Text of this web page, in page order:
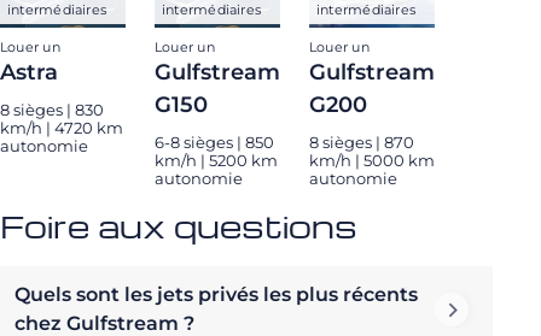
intermédiaires
Louer un
Astra
8 sièges | 830
km/h | 4720 km
autonomie
intermédiaires
Louer un
Gulfstream
G150
6-8 sièges | 850
km/h | 5200 km
autonomie
intermédiaires
Louer un
Gulfstream
G200
8 sièges | 870
km/h | 5000 km
autonomie
Foire aux questions
Quels sont les jets privés les plus récents
chez Gulfstream ?